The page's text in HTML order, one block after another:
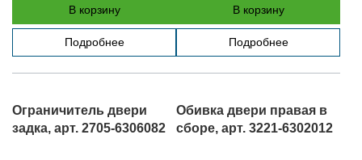
В корзину
Подробнее
В корзину
Подробнее
Ограничитель двери
задка, арт. 2705-6306082
Обивка двери правая в
сборе, арт. 3221-6302012